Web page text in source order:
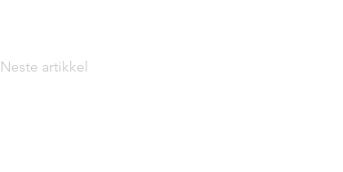
Neste artikkel